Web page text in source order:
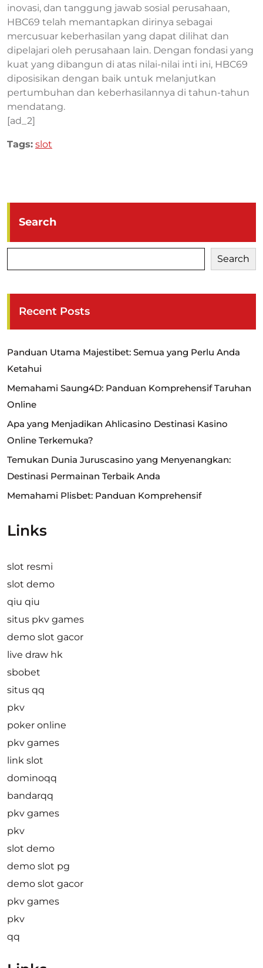
inovasi, dan tanggung jawab sosial perusahaan,
HBC69 telah memantapkan dirinya sebagai
mercusuar keberhasilan yang dapat dilihat dan
dipelajari oleh perusahaan lain. Dengan fondasi yang
kuat yang dibangun di atas nilai-nilai inti ini, HBC69
diposisikan dengan baik untuk melanjutkan
pertumbuhan dan keberhasilannya di tahun-tahun
mendatang.
[ad_2]
Tags: slot
Search
Search
Recent Posts
Panduan Utama Majestibet: Semua yang Perlu Anda
Ketahui
Memahami Saung4D: Panduan Komprehensif Taruhan
Online
Apa yang Menjadikan Ahlicasino Destinasi Kasino
Online Terkemuka?
Temukan Dunia Juruscasino yang Menyenangkan:
Destinasi Permainan Terbaik Anda
Memahami Plisbet: Panduan Komprehensif
Links
slot resmi
slot demo
qiu qiu
situs pkv games
demo slot gacor
live draw hk
sbobet
situs qq
pkv
poker online
pkv games
link slot
dominoqq
bandarqq
pkv games
pkv
slot demo
demo slot pg
demo slot gacor
pkv games
pkv
qq